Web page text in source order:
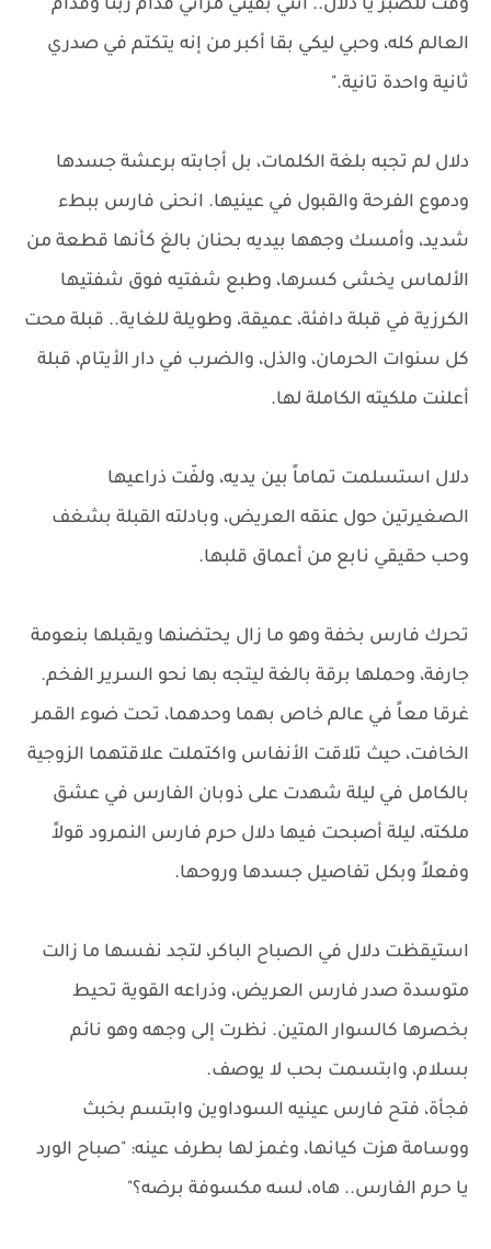
وقت للصبر يا دلال.. أنتي بقيتي مراتي قدام ربنا وقدام
العالم كله، وحبي ليكي بقا أكبر من إنه يتكتم في صدري
ثانية واحدة تانية."
دلال لم تجبه بلغة الكلمات، بل أجابته برعشة جسدها
ودموع الفرحة والقبول في عينيها. انحنى فارس ببطء
شديد، وأمسك وجهها بيديه بحنان بالغ كأنها قطعة من
الألماس يخشى كسرها، وطبع شفتيه فوق شفتيها
الكرزية في قبلة دافئة، عميقة، وطويلة للغاية.. قبلة محت
كل سنوات الحرمان، والذل، والضرب في دار الأيتام، قبلة
أعلنت ملكيته الكاملة لها.
دلال استسلمت تماماً بين يديه، ولفّت ذراعيها
الصغيرتين حول عنقه العريض، وبادلته القبلة بشغف
وحب حقيقي نابع من أعماق قلبها.
تحرك فارس بخفة وهو ما زال يحتضنها ويقبلها بنعومة
جارفة، وحملها برقة بالغة ليتجه بها نحو السرير الفخم.
غرقا معاً في عالم خاص بهما وحدهما، تحت ضوء القمر
الخافت، حيث تلاقت الأنفاس واكتملت علاقتهما الزوجية
بالكامل في ليلة شهدت على ذوبان الفارس في عشق
ملكته، ليلة أصبحت فيها دلال حرم فارس النمرود قولاً
وفعلاً وبكل تفاصيل جسدها وروحها.
استيقظت دلال في الصباح الباكر، لتجد نفسها ما زالت
متوسدة صدر فارس العريض، وذراعه القوية تحيط
بخصرها كالسوار المتين. نظرت إلى وجهه وهو نائم
بسلام، وابتسمت بحب لا يوصف.
فجأة، فتح فارس عينيه السوداوين وابتسم بخبث
ووسامة هزت كيانها، وغمز لها بطرف عينه: "صباح الورد
يا حرم الفارس.. هاه، لسه مكسوفة برضه؟"